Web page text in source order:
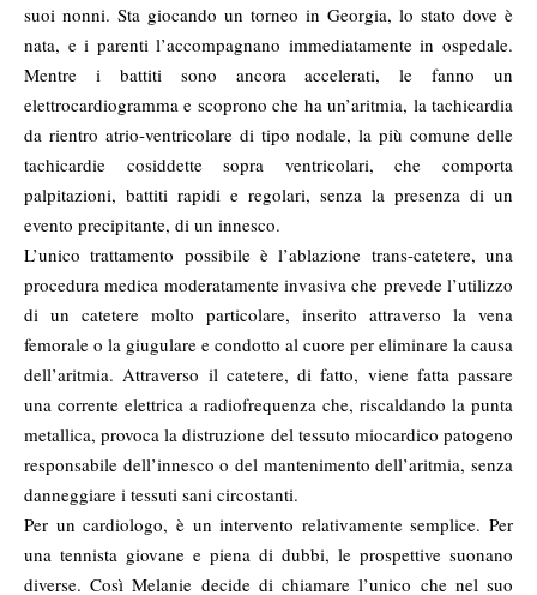
suoi nonni. Sta giocando un torneo in Georgia, lo stato dove è
nata, e i parenti l’accompagnano immediatamente in ospedale.
Mentre i battiti sono ancora accelerati, le fanno un
elettrocardiogramma e scoprono che ha un’aritmia, la tachicardia
da rientro atrio-ventricolare di tipo nodale, la più comune delle
tachicardie cosiddette sopra ventricolari, che comporta
palpitazioni, battiti rapidi e regolari, senza la presenza di un
evento precipitante, di un innesco.
L’unico trattamento possibile è l’ablazione trans-catetere, una
procedura medica moderatamente invasiva che prevede l’utilizzo
di un catetere molto particolare, inserito attraverso la vena
femorale o la giugulare e condotto al cuore per eliminare la causa
dell’aritmia. Attraverso il catetere, di fatto, viene fatta passare
una corrente elettrica a radiofrequenza che, riscaldando la punta
metallica, provoca la distruzione del tessuto miocardico patogeno
responsabile dell’innesco o del mantenimento dell’aritmia, senza
danneggiare i tessuti sani circostanti.
Per un cardiologo, è un intervento relativamente semplice. Per
una tennista giovane e piena di dubbi, le prospettive suonano
diverse. Così Melanie decide di chiamare l’unico che nel suo